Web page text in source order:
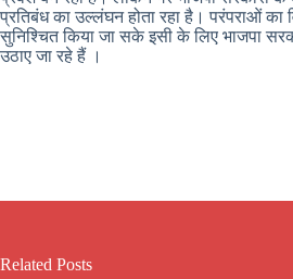
प्रतिबंध का उल्लंघन होता रहा है। परंपराओं का
सुनिश्चित किया जा सके इसी के लिए भाजपा
उठाए जा रहे हैं ।
Related Posts